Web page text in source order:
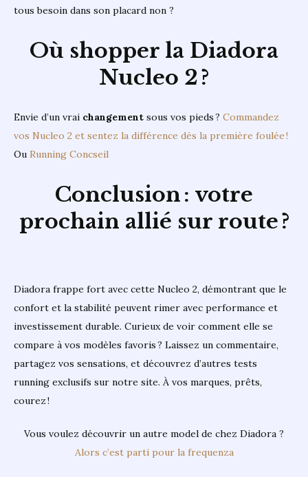
tous besoin dans son placard non ?
Où shopper la Diadora
Nucleo 2 ?
Envie d’un vrai changement sous vos pieds ? Commandez
vos Nucleo 2 et sentez la différence dès la première foulée !
Ou Running Concseil
Conclusion : votre
prochain allié sur route ?
Diadora frappe fort avec cette Nucleo 2, démontrant que le
confort et la stabilité peuvent rimer avec performance et
investissement durable. Curieux de voir comment elle se
compare à vos modèles favoris ? Laissez un commentaire,
partagez vos sensations, et découvrez d’autres tests
running exclusifs sur notre site. À vos marques, prêts,
courez !
Vous voulez découvrir un autre model de chez Diadora ?
Alors c’est parti pour la frequenza